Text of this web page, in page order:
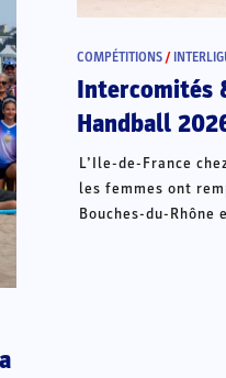
COMPÉTITIONS /
Intercomités
Handball
L’Ile-de-France
les femmes ont
Bouches-du-